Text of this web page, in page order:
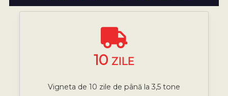
10 ZILE
Vigneta de 10 zile de până la 3,5 tone